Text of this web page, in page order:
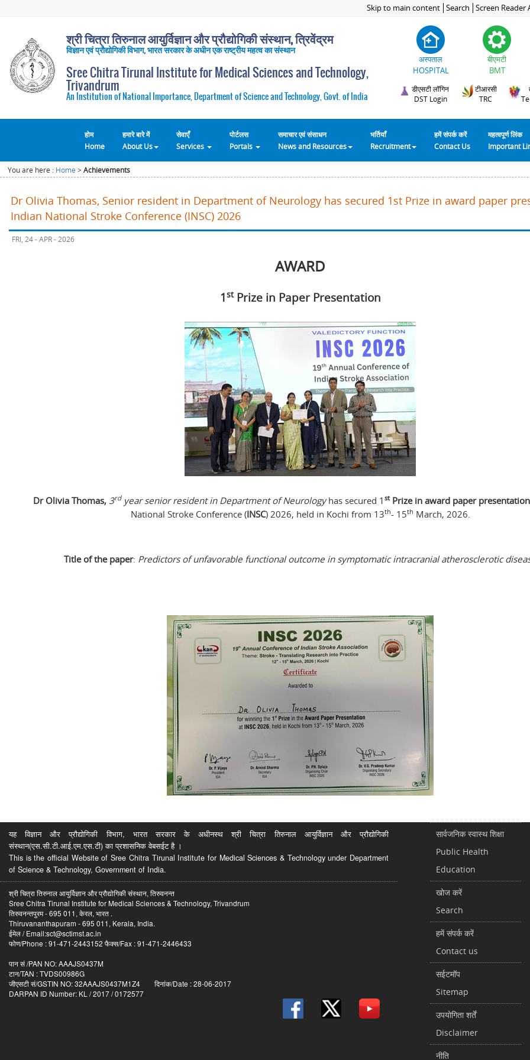
Skip to main content Search Screen Reader
श्री चित्रा तिरुनाल आयुर्विज्ञान और प्रौद्योगिकी संस्थान, त्रिवेंद्रम
विज्ञान एवं प्रौद्योगिकी विभाग, भारत सरकार के अधीन एक राष्ट्रीय महत्व का संस्थान
Sree Chitra Tirunal Institute for Medical Sciences and Technology,
Trivandrum
An Institution of National Importance, Department of Science and Technology, Govt. of India
अस्पताल
HOSPITAL
बीएमटी
BMT
डीएसटी लॉगिन
DST Login
टीआरसी
TRC
होम
Home
हमारे बारे में
About Us
सेवाएँ
Services
पोर्टलस
Portals
समाचार एवं संसाधन
News and Resources
भर्तियाँ
Recruitment
हमें संपर्क करें
Contact Us
महत्वपूर्ण लिंक
Important
You are here : Home >Achievements
Dr Olivia Thomas, Senior resident in Department of Neurology has secured 1st Prize in award paper
Indian National Stroke Conference (INSC) 2026
FRI, 24 - APR - 2026
AWARD
1stPrize in Paper Presentation
Dr Olivia Thomas, 3rdyear senior resident in Department of Neurologyhas secured 1 stPrize in award paper presentation
National Stroke Conference (INSC) 2026, held in Kochi from 13th- 15th March, 2026.
Title of the paper: Predictors of unfavorable functional outcome in symptomatic intracranial atherosclerotic
यह विज्ञान और प्रौद्योगिकी विभाग, भारत सरकार के अधीनस्थ श्री चित्रा तिरुनाल आयुर्विज्ञान और प्रौद्योगिकी
संस्थान(एस.सी.टी.आई.एम.एस.टी) का प्रशासनिक वेबसईट है ।
This is the official Website of Sree Chitra Tirunal Institute for Medical Sciences & Technology under Department
of Science & Technology, Government of India.
श्री चित्रा तिरुनाल आयुर्विज्ञान और प्रौद्योगिकी संस्थान, तिरुवनन्त
Sree Chitra Tirunal Institute for Medical Sciences & Technology, Trivandrum
तिरुवनन्तपुरम - 695 011, केरल, भारत .
Thiruvananthapuram - 695 011, Kerala, India.
ईमेल / Email:sct@sctimst.ac.in
फोण/Phone : 91-471-2443152 फैक्स/Fax : 91-471-2446433
पान सं /PAN NO: AAAJS0437M
टान/TAN : TVDS00986G
जीएसटी सं/GSTIN NO: 32AAAJS0437M1Z4 दिनांक/Date : 28-06-2017
DARPAN ID Number: KL / 2017 / 0172577
सार्वजनिक स्वास्थ शिक्षा
Public Health
Education
खोज करें
Search
हमें संपर्क करें
Contact us
सईटमॉप
Sitemap
उपयोगिता शर्तें
Disclaimer
नीति